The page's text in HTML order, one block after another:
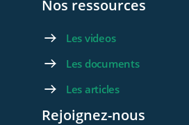
Nos ressources
Les videos
Les documents
Les articles
Rejoignez-nous